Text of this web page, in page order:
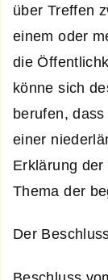
über Treffen
einem oder
die
könne sich
berufen,
einer
Erklärung
Thema der
Der